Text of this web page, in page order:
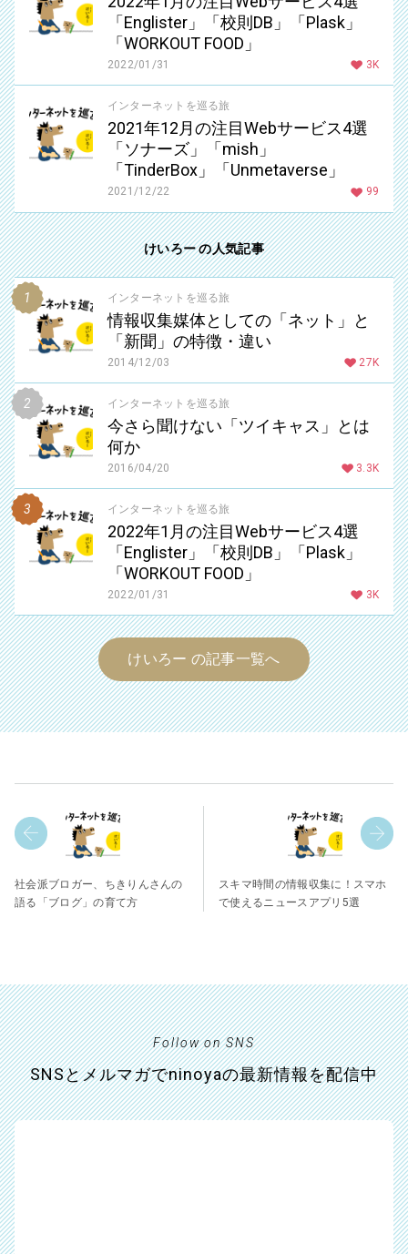
「Englister」「校則DB」「Plask」
「WORKOUT FOOD」
2022/01/31 3K
インターネットを巡る旅
2021年12月の注目Webサービス4選
「ソナーズ」「mish」
「TinderBox」「Unmetaverse」
2021/12/22 99
けいろー の人気記事
インターネットを巡る旅
情報収集媒体としての「ネット」と
「新聞」の特徴・違い
2014/12/03 27K
インターネットを巡る旅
今さら聞けない「ツイキャス」とは
何か
2016/04/20 3.3K
インターネットを巡る旅
2022年1月の注目Webサービス4選
「Englister」「校則DB」「Plask」
「WORKOUT FOOD」
2022/01/31 3K
けいろー の記事一覧へ
社会派ブロガー、ちきりんさんの
語る「ブログ」の育て方
スキマ時間の情報収集に！スマホ
で使えるニュースアプリ5選
Follow on SNS
SNSとメルマガでninoyaの最新情報を配信中